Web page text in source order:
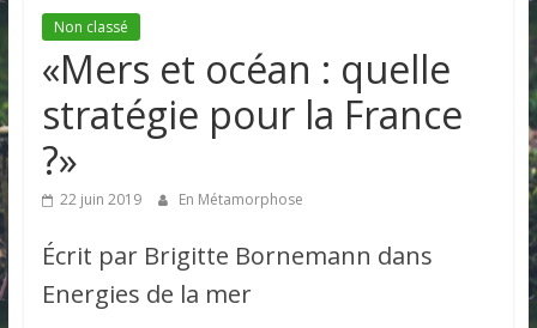
Non classé
«Mers et océan : quelle
stratégie pour la France
?»
22 juin 2019 En Métamorphose
Écrit par Brigitte Bornemann dans
Energies de la mer